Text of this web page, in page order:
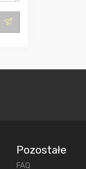
Pozostałe
FAQ